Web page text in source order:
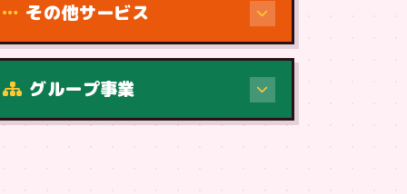
その他サービス
グループ事業